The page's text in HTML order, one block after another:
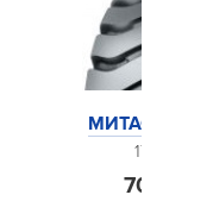
МИТАС EM30
17.5-25/ R
70 520